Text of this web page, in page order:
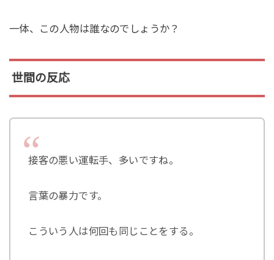
一体、この人物は誰なのでしょうか？
世間の反応
接客の悪い運転手、多いですね。
言葉の暴力です。
こういう人は何回も同じことをする。